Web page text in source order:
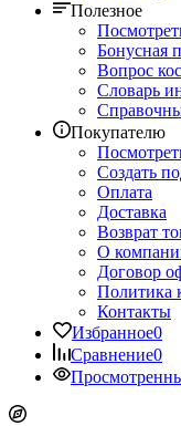
Полезное
Бонусная
Вопрос
Словарь
Покупателю
Создать
Оплата
Доставка
Возврат
О
Договор
Политика
Контакты
Избранное0
Сравнение0